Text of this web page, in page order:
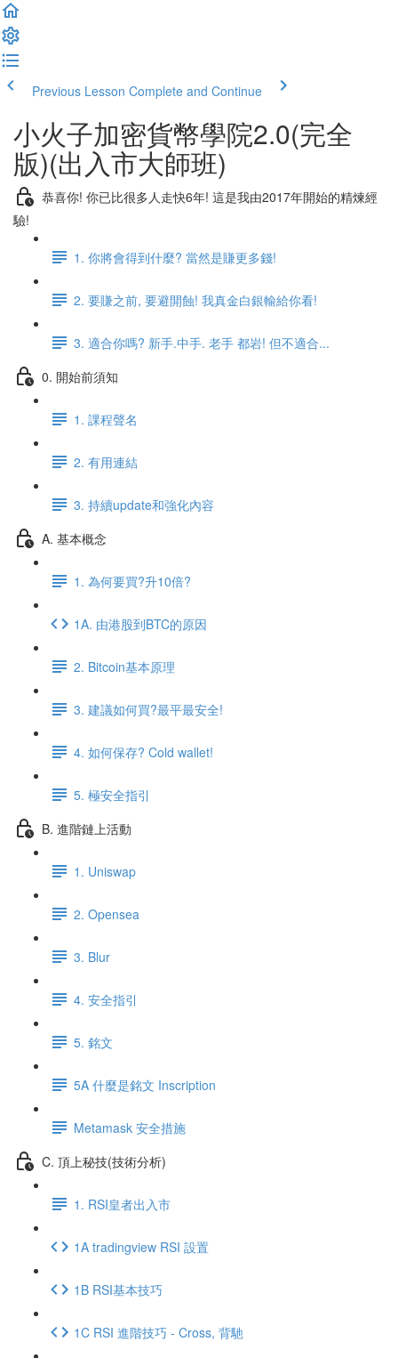
Previous Lesson Complete and Continue
小火子加密貨幣學院2.0(完全
版)(出入市大師班)
恭喜你! 你已比很多人走快6年! 這是我由2017年開始的精煉經
驗!
1. 你將會得到什麼? 當然是賺更多錢!
2. 要賺之前, 要避開蝕! 我真金白銀輸給你看!
3. 適合你嗎? 新手.中手. 老手 都岩! 但不適合...
0. 開始前須知
1. 課程聲名
2. 有用連結
3. 持續update和強化內容
A. 基本概念
1. 為何要買?升10倍?
1A. 由港股到BTC的原因
2. Bitcoin基本原理
3. 建議如何買?最平最安全!
4. 如何保存? Cold wallet!
5. 極安全指引
B. 進階鏈上活動
1. Uniswap
2. Opensea
3. Blur
4. 安全指引
5. 銘文
5A 什麼是銘文 Inscription
Metamask 安全措施
C. 頂上秘技(技術分析)
1. RSI皇者出入市
1A tradingview RSI 設置
1B RSI基本技巧
1C RSI 進階技巧 - Cross, 背馳